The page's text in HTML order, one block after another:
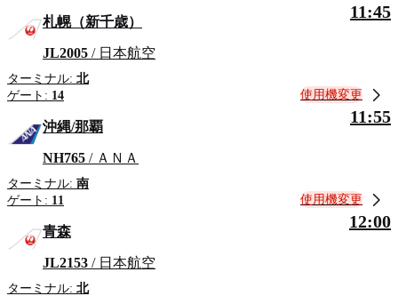
札幌（新千歳）
JL2005 / 日本航空
ターミナル: 北
ゲート: 14
11:45
使用機変更
沖縄/那覇
NH765 / ＡＮＡ
ターミナル: 南
ゲート: 11
11:55
使用機変更
青森
JL2153 / 日本航空
ターミナル: 北
12:00